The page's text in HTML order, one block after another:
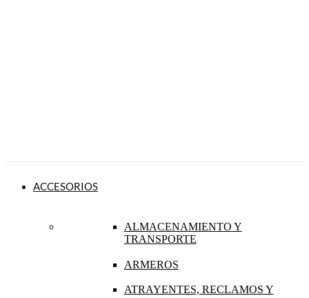
ACCESORIOS
ALMACENAMIENTO Y
TRANSPORTE
ARMEROS
ATRAYENTES, RECLAMOS Y